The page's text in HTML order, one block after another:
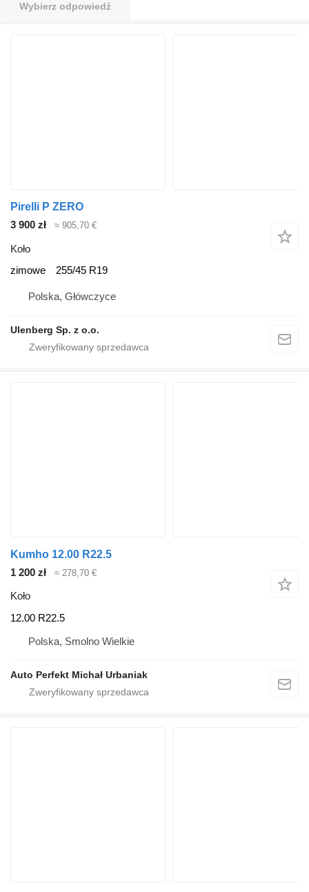
Wybierz odpowiedź
Pirelli P ZERO
3 900 zł
≈ 905,70 €
Koło
zimowe
255/45 R19
Polska, Główczyce
Ulenberg Sp. z o.o.
Kumho 12.00 R22.5
1 200 zł
≈ 278,70 €
Koło
12.00 R22.5
Polska, Smolno Wielkie
Auto Perfekt Michał Urbaniak